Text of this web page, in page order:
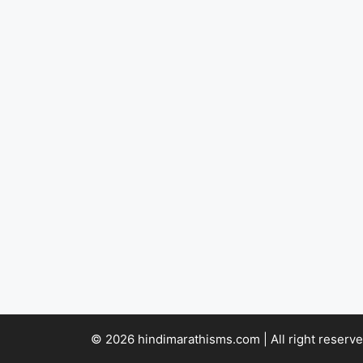
© 2026 hindimarathisms.com | All right